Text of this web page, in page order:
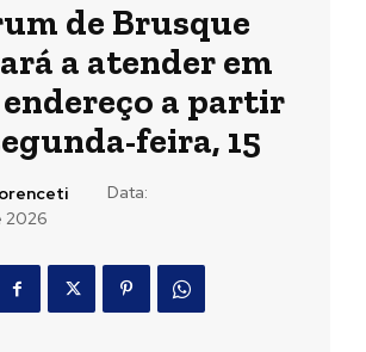
de Brusque
a atender em
a partir
feira, 15
Data:
2026